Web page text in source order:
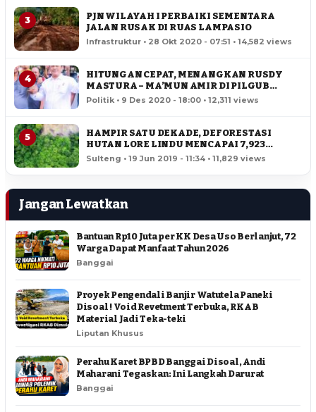
3
PJN WILAYAH I PERBAIKI SEMENTARA
JALAN RUSAK DI RUAS LAMPASIO
Infrastruktur • 28 Okt 2020 - 07:51 • 14,582 views
4
HITUNGAN CEPAT, MENANGKAN RUSDY
MASTURA – MA’MUN AMIR DI PILGUB
SULTENG
Politik • 9 Des 2020 - 18:00 • 12,311 views
5
HAMPIR SATU DEKADE, DEFORESTASI
HUTAN LORE LINDU MENCAPAI 7,923
HEKTAR
Sulteng • 19 Jun 2019 - 11:34 • 11,829 views
Jangan Lewatkan
Bantuan Rp10 Juta per KK Desa Uso Berlanjut, 72
Warga Dapat Manfaat Tahun 2026
Banggai
Proyek Pengendali Banjir Watutela Paneki
Disoal ! Void Revetment Terbuka, RKAB
Material Jadi Teka-teki
Liputan Khusus
Perahu Karet BPBD Banggai Disoal, Andi
Maharani Tegaskan: Ini Langkah Darurat
Banggai